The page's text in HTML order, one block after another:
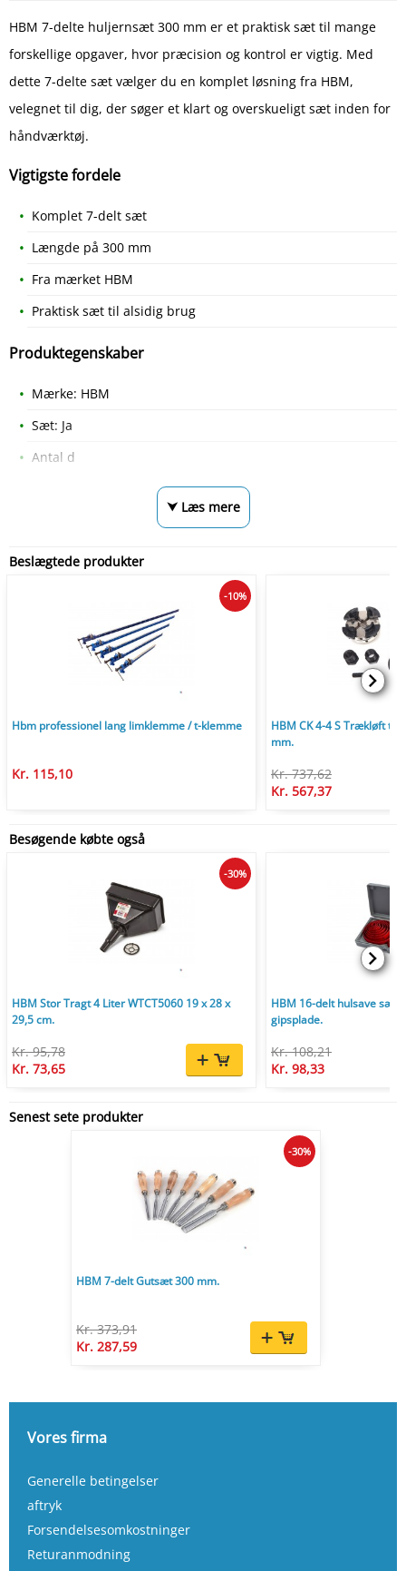
HBM 7-delte huljernsæt 300 mm er et praktisk sæt til mange
forskellige opgaver, hvor præcision og kontrol er vigtig. Med
dette 7-delte sæt vælger du en komplet løsning fra HBM,
velegnet til dig, der søger et klart og overskueligt sæt inden for
håndværktøj.
Vigtigste fordele
Komplet 7-delt sæt
Længde på 300 mm
Fra mærket HBM
Praktisk sæt til alsidig brug
Produktegenskaber
Mærke: HBM
Sæt: Ja
Antal d
⮟ Læs mere
Beslægtede produkter
Hbm professionel lang limklemme / t-klemme
Kr. 115,10
-10%
HBM CK 4-4 S Trækløft
mm.
Kr. 737,62
Kr. 567,37
Besøgende købte også
HBM Stor Tragt 4 Liter WTCT5060 19 x 28 x
29,5 cm.
Kr. 95,78
Kr. 73,65
-30%
HBM 16-delt hulsave sæt
gipsplade.
Kr. 108,21
Kr. 98,33
Senest sete produkter
HBM 7-delt Gutsæt 300 mm.
Kr. 373,91
Kr. 287,59
-30%
Vores firma
Generelle betingelser
aftryk
Forsendelsesomkostninger
Returanmodning